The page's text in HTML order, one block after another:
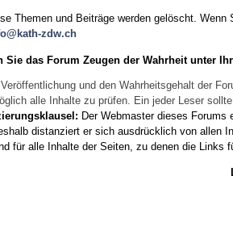
Themen und Beiträge werden gelöscht.
zdw.ch
Sie das Forum Zeugen der Wahrheit unter
und den Wahrheitsgehalt der
alle Inhalte zu prüfen. Ein jeder Leser
Der Webmaster dieses
distanziert er sich ausdrücklich von allen
für alle Inhalte der Seiten, zu denen die Links